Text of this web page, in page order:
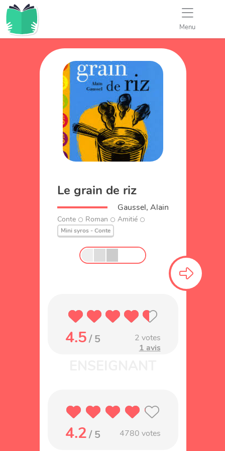
Menu
Le grain de riz
Gaussel, Alain
Conte Roman Amitié
Mini syros - Conte
4.5/ 5 2 votes
1 avis
4.2/ 5 4780 votes